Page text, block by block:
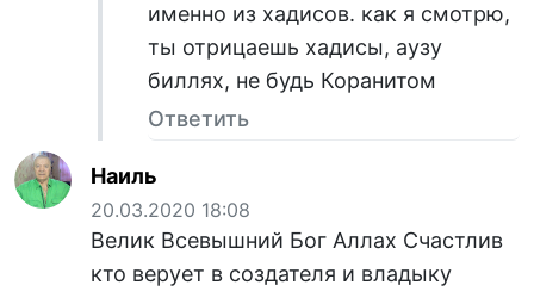
именно из хадисов. как я смотрю,
ты отрицаешь хадисы, аузу
биллях, не будь Коранитом
Ответить
Наиль
20.03.2020 18:08
Велик Всевышний Бог Аллах Счастлив
кто верует в создателя и владыку